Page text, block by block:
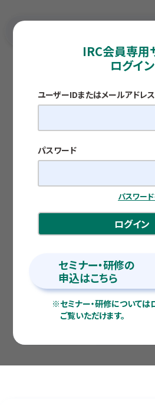
IRC会員専用
ログイン
ユーザーIDまたはメールアドレス
パスワード
パスワー
ログイン
セミナー・研修の
申込はこちら
※セミナー・研修については
ご覧いただけます。
人材育成のすゝめ
TOPICS